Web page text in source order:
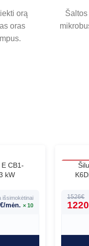
orą
oras
CB1-
kW
išsimokėtinai
mėn. × 10
80
Naujiena
1526€